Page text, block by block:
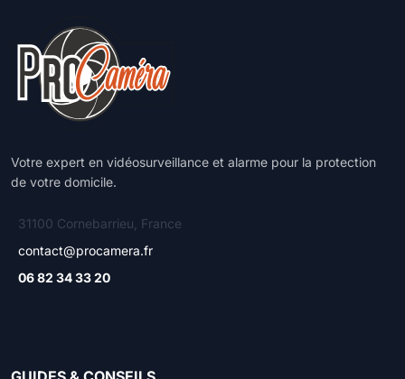
Votre expert en vidéosurveillance et alarme pour la protection
de votre domicile.
31100 Cornebarrieu, France
contact@procamera.fr
06 82 34 33 20